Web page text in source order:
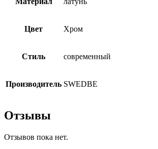
Цвет Хром
Стиль современный
Производитель SWEDBE
Отзывы
Отзывов пока нет.